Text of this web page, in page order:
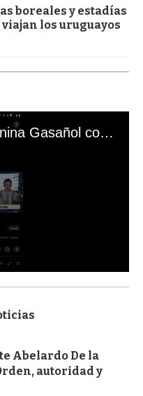
boreales y estadías
viajan los uruguayos
El mal momento de Yanina Gasañol con un hincha argentino en "Subrayado"
Abelardo De la
autoridad y